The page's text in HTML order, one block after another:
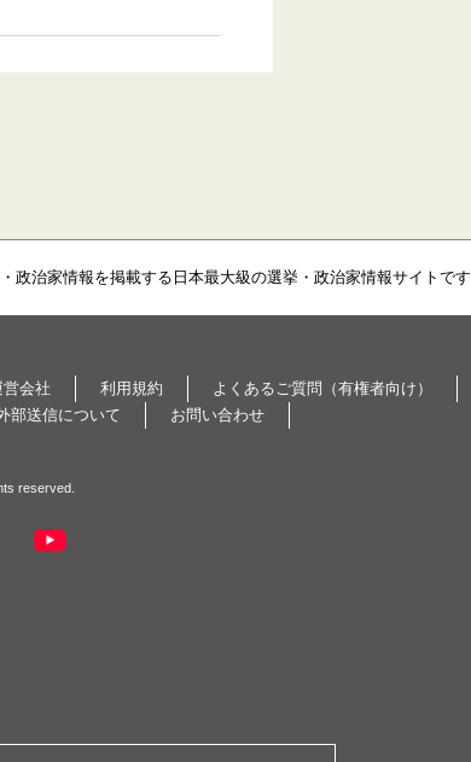
政治家情報を掲載する日本最大級の選挙・政治家情報サイトです
営会社 利用規約
よくあるご質問（有権者向け）
部送信について お問い合わせ
reserved.